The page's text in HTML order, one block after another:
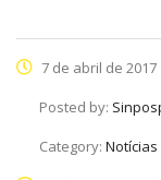
7 de abril de 2017
Posted by:
Category: Notícias